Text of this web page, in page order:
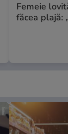
Femeie
făcea plajă: